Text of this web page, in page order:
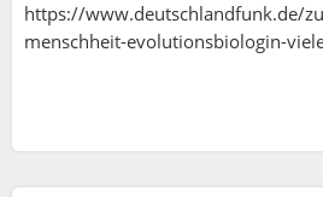
https://www.deutschlandfunk.de/
menschheit-evolutionsbiologin-
Liebe Ruth,
Den Arm zum Anlehnen sehe ich